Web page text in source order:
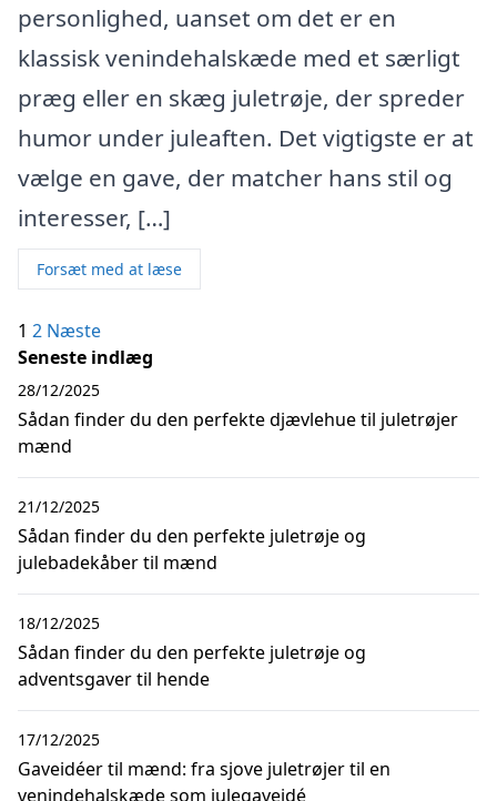
personlighed, uanset om det er en
klassisk venindehalskæde med et særligt
præg eller en skæg juletrøje, der spreder
humor under juleaften. Det vigtigste er at
vælge en gave, der matcher hans stil og
interesser, […]
Forsæt med at læse
Indlægsinddeling
1 2 Næste
Seneste indlæg
Sådan finder du den perfekte djævlehue til juletrøjer
mænd
28/12/2025
Sådan finder du den perfekte juletrøje og
julebadekåber til mænd
21/12/2025
Sådan finder du den perfekte juletrøje og
adventsgaver til hende
18/12/2025
Gaveidéer til mænd: fra sjove juletrøjer til en
venindehalskæde som julegaveidé
17/12/2025